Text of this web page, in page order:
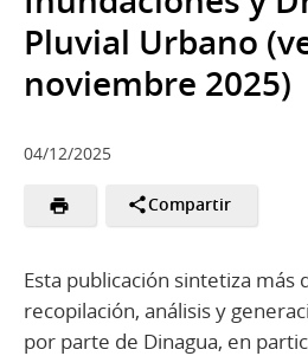
Pluvial Urbano
noviembre 2025)
04/12/2025
Compartir
Esta publicación sintetiza más
recopilación, análisis y
por parte de Dinagua, en